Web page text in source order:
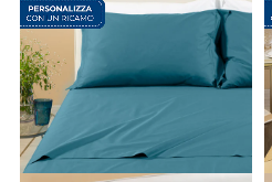
lenzuola matrimoniali, pensati
padronale con stampe floreali,
unite estremamente raffinate,
singole
, l'ideale per rallegrare la
accogliere al meglio gli ospiti.
proposte per le
lenzuola per
formato sempre più richiesto per
spazio e della comodità. Ogni set
cura, includendolenzuolo sotto